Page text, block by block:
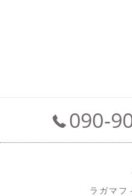
090-
ラガマフ